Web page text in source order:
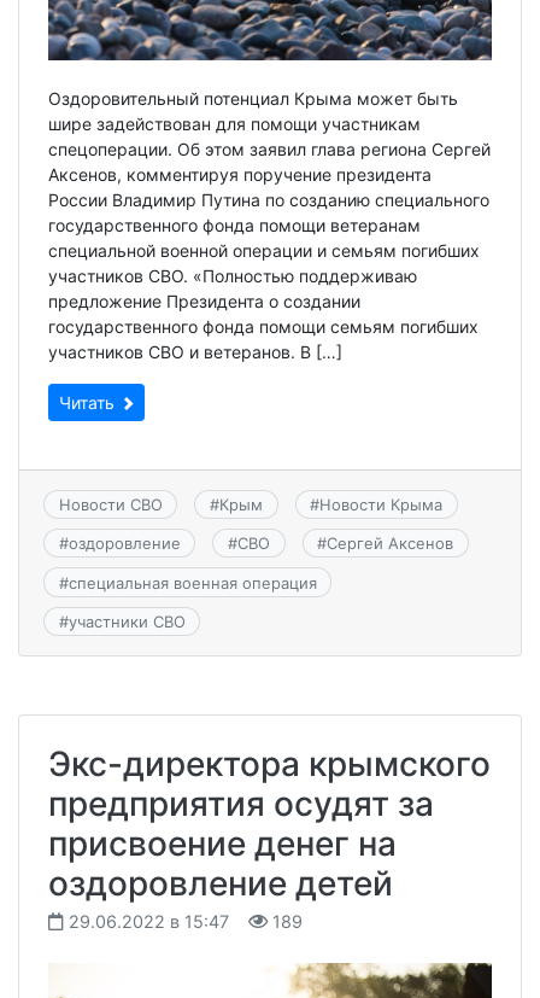
Оздоровительный потенциал Крыма может быть
шире задействован для помощи участникам
спецоперации. Об этом заявил глава региона Сергей
Аксенов, комментируя поручение президента
России Владимир Путина по созданию специального
государственного фонда помощи ветеранам
специальной военной операции и семьям погибших
участников СВО. «Полностью поддерживаю
предложение Президента о создании
государственного фонда помощи семьям погибших
участников СВО и ветеранов. В […]
Читать
Новости СВО #Крым #Новости Крыма
#оздоровление #СВО #Сергей Аксенов
#специальная военная операция
#участники СВО
Экс-директора крымского
предприятия осудят за
присвоение денег на
оздоровление детей
29.06.2022 в 15:47 189